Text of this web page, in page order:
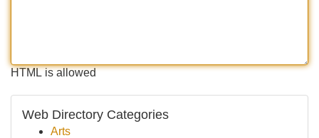
HTML is allowed
Web Directory Categories
Arts